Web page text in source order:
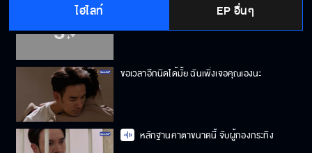
ไฮไลท์ EP อื่นๆ
ก็บอกแล้วไงว่า บุหลัน เป็นคนพิเศษ
ขอเวลาอีกนิดได้มั้ย ฉันเพิ่งเจอคุณเองนะ
หลักฐานคาตาขนาดนี้ จับผู้กองกระทิง